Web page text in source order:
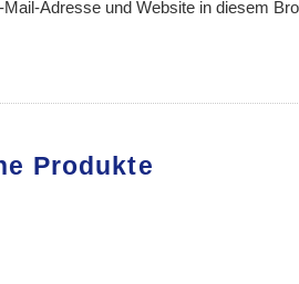
Mail-Adresse und Website in diesem
Produkte